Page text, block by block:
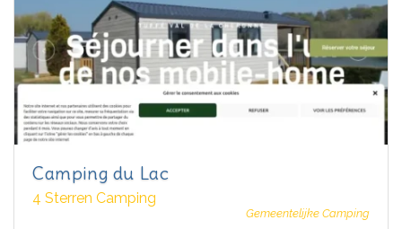
Camping du Lac
4 Sterren Camping
Gemeentelijke Camping